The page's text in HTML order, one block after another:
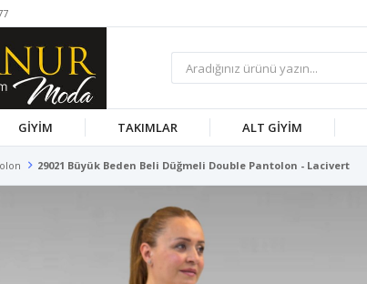
GİYİM TAKIMLAR ALT GİYİM
29021 Büyük Beden Beli Düğmeli Double Pantolon - Lacivert